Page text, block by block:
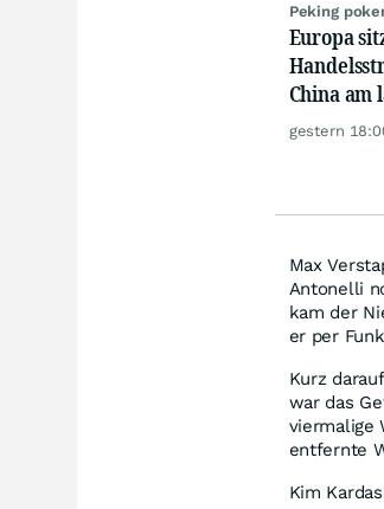
Peking
Europa
China am
Hebel
gestern
Max
Antonelli
kam der
er per
Kurz
war das
viermalige
entfernte
Kim